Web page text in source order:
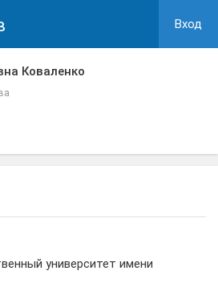
Вход
Коваленко
университет имени